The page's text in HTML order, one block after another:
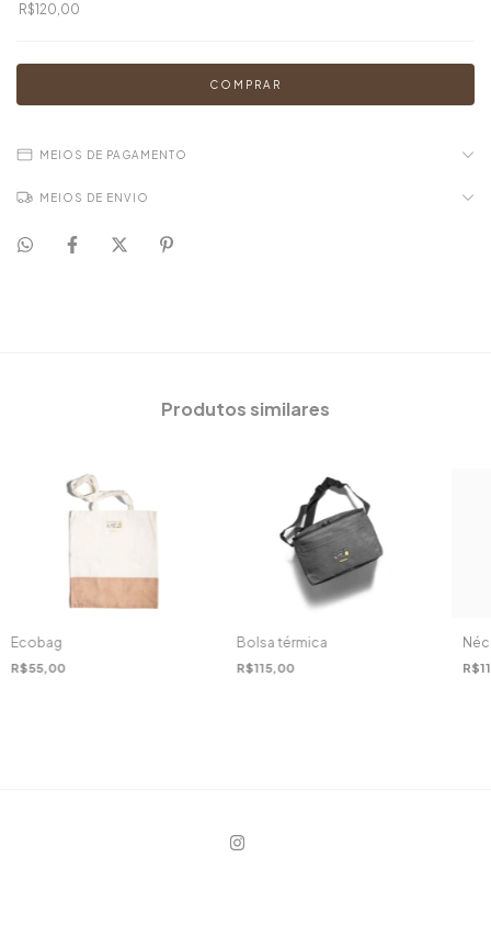
R$120,00
MEIOS DE PAGAMENTO
MEIOS DE ENVIO
Produtos similares
Ecobag
R$55,00
Bolsa térmica
R$115,00